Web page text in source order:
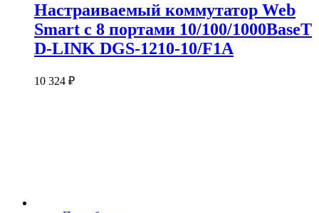
Настраиваемый коммутатор Web
Smart с 8 портами 10/100/1000BaseT
D-LINK DGS-1210-10/F1A
10 324 ₽